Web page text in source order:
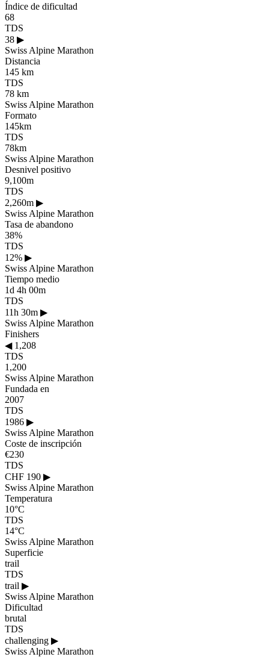
Índice de dificultad
68
TDS
38 ▶
Swiss Alpine Marathon
Distancia
145 km
TDS
78 km
Swiss Alpine Marathon
Formato
145km
TDS
78km
Swiss Alpine Marathon
Desnivel positivo
9,100m
TDS
2,260m ▶
Swiss Alpine Marathon
Tasa de abandono
38%
TDS
12% ▶
Swiss Alpine Marathon
Tiempo medio
1d 4h 00m
TDS
11h 30m ▶
Swiss Alpine Marathon
Finishers
◀1,208
TDS
1,200
Swiss Alpine Marathon
Fundada en
2007
TDS
1986 ▶
Swiss Alpine Marathon
Coste de inscripción
€230
TDS
CHF 190 ▶
Swiss Alpine Marathon
Temperatura
10°C
TDS
14°C
Swiss Alpine Marathon
Superficie
trail
TDS
trail ▶
Swiss Alpine Marathon
Dificultad
brutal
TDS
challenging ▶
Swiss Alpine Marathon